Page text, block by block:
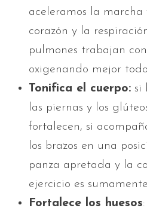
aceleramos la marcha
corazón y la
pulmones trabajan
oxigenando mejor
Tonifica el cuerpo: si
las piernas y los
fortalecen, si
los brazos en una
panza apretada y la
ejercicio es
Fortalece los huesos